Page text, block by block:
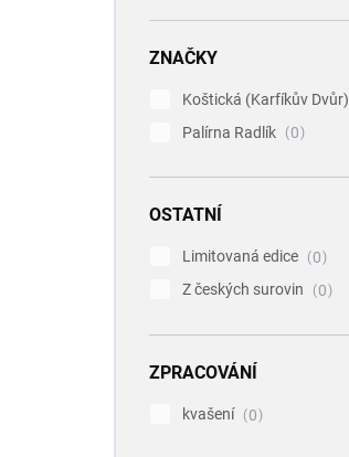
ZNAČKY
Koštická (Karfíkův Dvůr)
Palírna Radlík
0
OSTATNÍ
Limitovaná edice
0
Z českých surovin
0
ZPRACOVÁNÍ
kvašení 0